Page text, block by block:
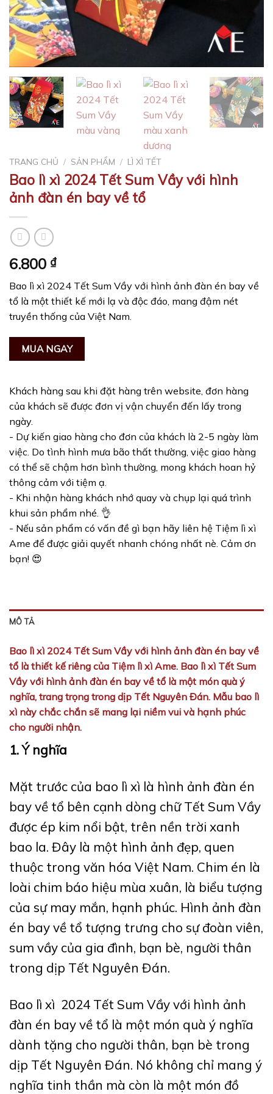
TRANG CHỦ / SẢN PHẨM / LÌ XÌ TẾT
Bao lì xì 2024 Tết Sum Vầy với hình
ảnh đàn én bay về tổ
6.800 ₫
Bao lì xì 2024 Tết Sum Vầy với hình ảnh đàn én bay về
tổ là một thiết kế mới lạ và độc đáo, mang đậm nét
truyền thống của Việt Nam.
MUA NGAY
Khách hàng sau khi đặt hàng trên website, đơn hàng
của khách sẽ được đơn vị vận chuyển đến lấy trong
ngày.
- Dự kiến giao hàng cho đơn của khách là 2-5 ngày làm
việc. Do tình hình mưa bão thất thường, việc giao hàng
có thể sẽ chậm hơn bình thường, mong khách hoan hỷ
thông cảm với tiệm ạ.
- Khi nhận hàng khách nhớ quay và chụp lại quá trình
khui sản phẩm nhé. 👌
- Nếu sản phẩm có vấn đề gì bạn hãy liên hệ Tiệm lì xì
Ame để được giải quyết nhanh chóng nhất nè. Cảm ơn
bạn! 😍
MÔ TẢ
Bao lì xì 2024 Tết Sum Vầy với hình ảnh đàn én bay về
tổ là thiết kế riêng của Tiệm lì xì Ame. Bao lì xì Tết Sum
Vầy với hình ảnh đàn én bay về tổ là một món quà ý
nghĩa, trang trọng trong dịp Tết Nguyên Đán. Mẫu bao lì
xì này chắc chắn sẽ mang lại niềm vui và hạnh phúc
cho người nhận.
1. Ý nghĩa
Mặt trước của bao lì xì là hình ảnh đàn én
bay về tổ bên cạnh dòng chữ Tết Sum Vầy
được ép kim nổi bật, trên nền trời xanh
bao la. Đây là một hình ảnh đẹp, quen
thuộc trong văn hóa Việt Nam. Chim én là
loài chim báo hiệu mùa xuân, là biểu tượng
của sự may mắn, hạnh phúc. Hình ảnh đàn
én bay về tổ tượng trưng cho sự đoàn viên,
sum vầy của gia đình, bạn bè, người thân
trong dịp Tết Nguyên Đán.
Bao lì xì 2024 Tết Sum Vầy với hình ảnh
đàn én bay về tổ là một món quà ý nghĩa
dành tặng cho người thân, bạn bè trong
dịp Tết Nguyên Đán. Nó không chỉ mang ý
nghĩa tinh thần mà còn là một món đồ